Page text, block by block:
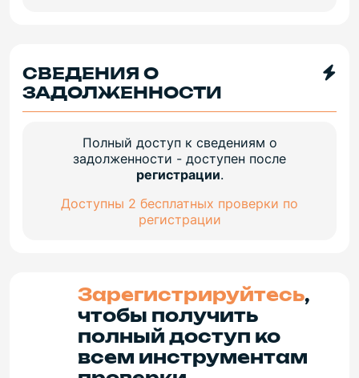
СВЕДЕНИЯ О
ЗАДОЛЖЕННОСТИ
Полный доступ к сведениям о
задолженности - доступен после
регистрации.
Доступны 2 бесплатных проверки по
регистрации
Зарегистрируйтесь,
чтобы получить
полный доступ ко
всем инструментам